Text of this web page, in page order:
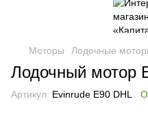
Моторы Лодочные
Лодочный мотор
Артикул: Evinrude E90 DHL